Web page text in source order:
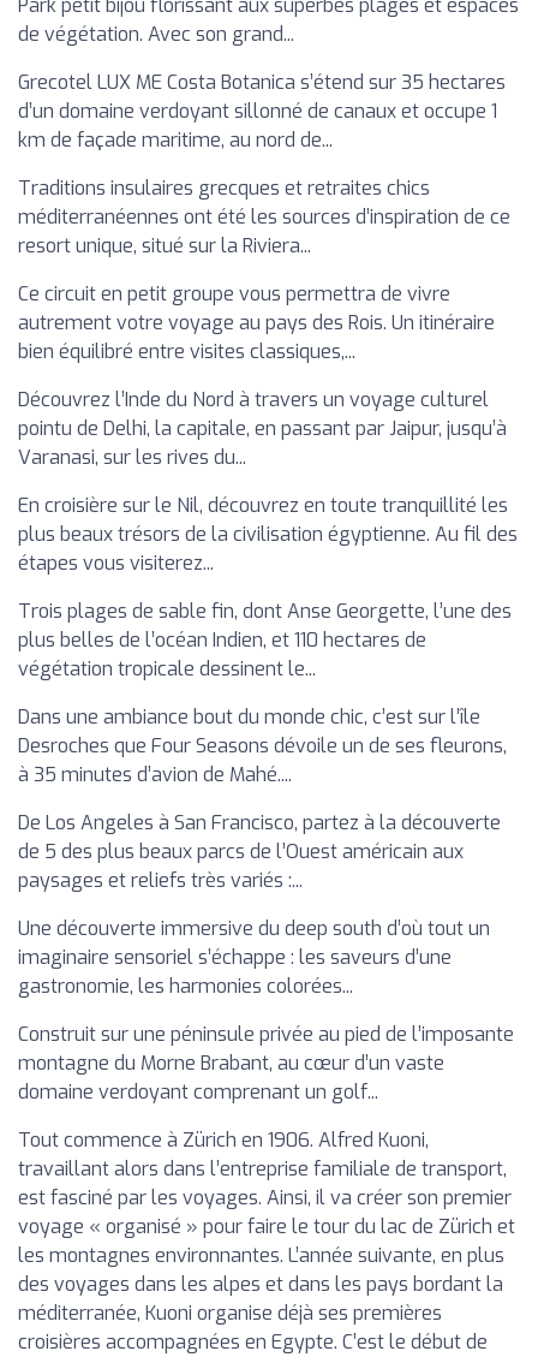
Park petit bijou florissant aux superbes plages et espaces
de végétation. Avec son grand...
Grecotel LUX ME Costa Botanica s’étend sur 35 hectares
d’un domaine verdoyant sillonné de canaux et occupe 1
km de façade maritime, au nord de...
Traditions insulaires grecques et retraites chics
méditerranéennes ont été les sources d’inspiration de ce
resort unique, situé sur la Riviera...
Ce circuit en petit groupe vous permettra de vivre
autrement votre voyage au pays des Rois. Un itinéraire
bien équilibré entre visites classiques,...
Découvrez l’Inde du Nord à travers un voyage culturel
pointu de Delhi, la capitale, en passant par Jaipur, jusqu’à
Varanasi, sur les rives du...
En croisière sur le Nil, découvrez en toute tranquillité les
plus beaux trésors de la civilisation égyptienne. Au fil des
étapes vous visiterez...
Trois plages de sable fin, dont Anse Georgette, l’une des
plus belles de l’océan Indien, et 110 hectares de
végétation tropicale dessinent le...
Dans une ambiance bout du monde chic, c’est sur l’île
Desroches que Four Seasons dévoile un de ses fleurons,
à 35 minutes d’avion de Mahé....
De Los Angeles à San Francisco, partez à la découverte
de 5 des plus beaux parcs de l’Ouest américain aux
paysages et reliefs très variés :...
Une découverte immersive du deep south d’où tout un
imaginaire sensoriel s’échappe : les saveurs d’une
gastronomie, les harmonies colorées...
Construit sur une péninsule privée au pied de l’imposante
montagne du Morne Brabant, au cœur d’un vaste
domaine verdoyant comprenant un golf...
Tout commence à Zürich en 1906. Alfred Kuoni,
travaillant alors dans l’entreprise familiale de transport,
est fasciné par les voyages. Ainsi, il va créer son premier
voyage « organisé » pour faire le tour du lac de Zürich et
les montagnes environnantes. L’année suivante, en plus
des voyages dans les alpes et dans les pays bordant la
méditerranée, Kuoni organise déjà ses premières
croisières accompagnées en Egypte. C’est le début de